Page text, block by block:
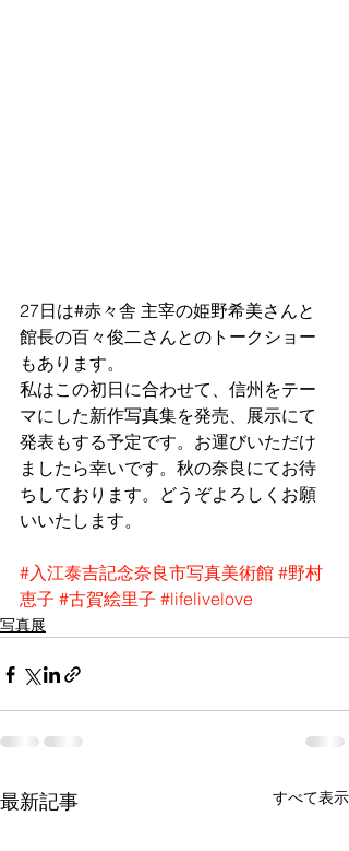
27日は#赤々舎 主宰の姫野希美さんと
館長の百々俊二さんとのトークショー
もあります。
私はこの初日に合わせて、信州をテー
マにした新作写真集を発売、展示にて
発表もする予定です。お運びいただけ
ましたら幸いです。秋の奈良にてお待
ちしております。どうぞよろしくお願
いいたします。
#入江泰吉記念奈良市写真美術館 #野村
恵子 #古賀絵里子 #lifelivelove
写真展
最新記事 すべて表示